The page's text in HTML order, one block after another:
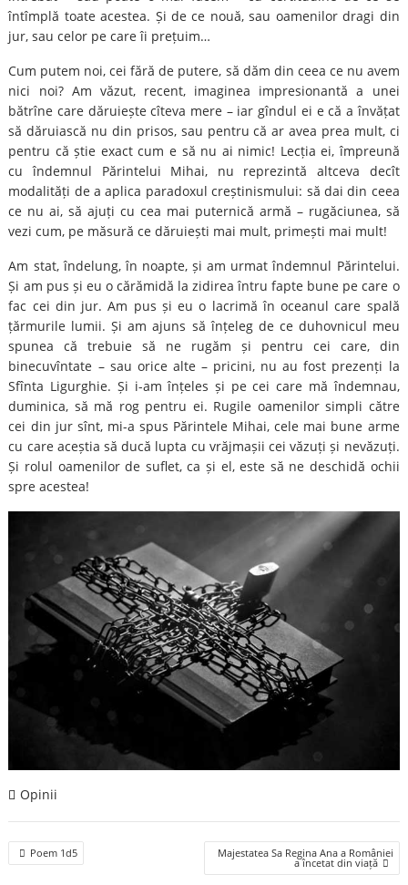
întîmplă toate acestea. Și de ce nouă, sau oamenilor dragi din
jur, sau celor pe care îi prețuim…
Cum putem noi, cei fără de putere, să dăm din ceea ce nu avem
nici noi? Am văzut, recent, imaginea impresionantă a unei
bătrîne care dăruiește cîteva mere – iar gîndul ei e că a învățat
să dăruiască nu din prisos, sau pentru că ar avea prea mult, ci
pentru că știe exact cum e să nu ai nimic! Lecția ei, împreună
cu îndemnul Părintelui Mihai, nu reprezintă altceva decît
modalități de a aplica paradoxul creștinismului: să dai din ceea
ce nu ai, să ajuți cu cea mai puternică armă – rugăciunea, să
vezi cum, pe măsură ce dăruiești mai mult, primești mai mult!
Am stat, îndelung, în noapte, și am urmat îndemnul Părintelui.
Și am pus și eu o cărămidă la zidirea întru fapte bune pe care o
fac cei din jur. Am pus și eu o lacrimă în oceanul care spală
țărmurile lumii. Și am ajuns să înțeleg de ce duhovnicul meu
spunea că trebuie să ne rugăm și pentru cei care, din
binecuvîntate – sau orice alte – pricini, nu au fost prezenți la
Sfînta Ligurghie. Și i-am înțeles și pe cei care mă îndemnau,
duminica, să mă rog pentru ei. Rugile oamenilor simpli către
cei din jur sînt, mi-a spus Părintele Mihai, cele mai bune arme
cu care aceștia să ducă lupta cu vrăjmașii cei văzuți și nevăzuți.
Și rolul oamenilor de suflet, ca și el, este să ne deschidă ochii
spre acestea!
Opinii
Post
navigation
Poem 1d5 Majestatea Sa Regina Ana a României
a încetat din viață